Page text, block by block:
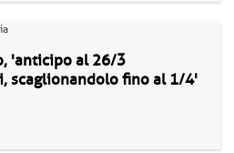
'anticipo al 26/3
scaglionandolo fino al 1/4'